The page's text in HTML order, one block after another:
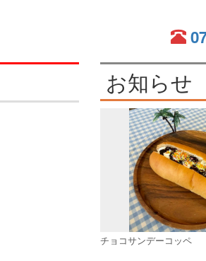
お知らせ
チョコサンデーコッペ